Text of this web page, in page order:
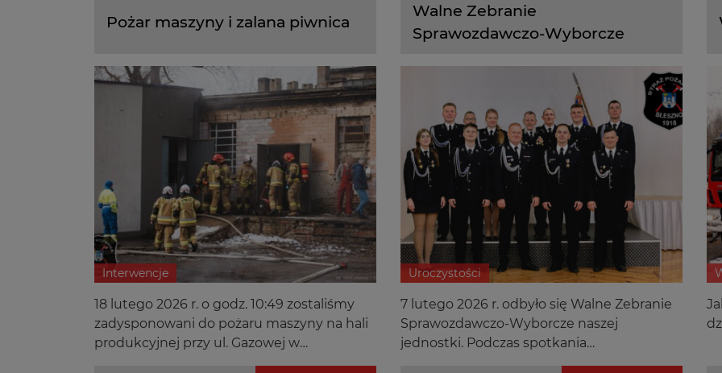
Pożar maszyny i zalana piwnica
Interwencje
18 lutego 2026 r. o godz. 10:49 zostaliśmy
zadysponowani do pożaru maszyny na hali
produkcyjnej przy ul. Gazowej w
Walne Zebranie
Sprawozdawczo-Wyborcze
Uroczystości
7 lutego 2026 r. odbyło się Walne Zebranie
Sprawozdawczo-Wyborcze naszej
jednostki. Podczas spotkania
podsumowaliśmy działalność OSP w